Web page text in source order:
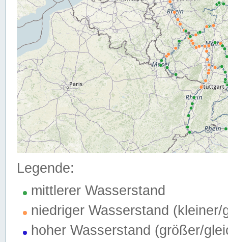
Legende:
mittlerer Wasserstand
niedriger Wasserstand (kleiner/
hoher Wasserstand (größer/